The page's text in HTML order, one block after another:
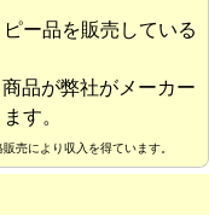
ー品を販売している
品が弊社がメーカー
す。
売により収入を得ています。